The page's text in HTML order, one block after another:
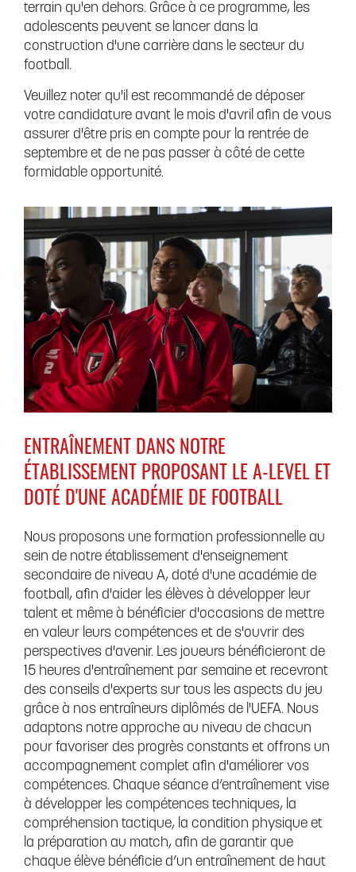
terrain qu'en dehors. Grâce à ce programme, les
adolescents peuvent se lancer dans la
construction d'une carrière dans le secteur du
football.
Veuillez noter qu'il est recommandé de déposer
votre candidature avant le mois d'avril afin de vous
assurer d'être pris en compte pour la rentrée de
septembre et de ne pas passer à côté de cette
formidable opportunité.
ENTRAÎNEMENT DANS NOTRE
ÉTABLISSEMENT PROPOSANT LE A-LEVEL ET
DOTÉ D'UNE ACADÉMIE DE FOOTBALL
Nous proposons une formation professionnelle au
sein de notre établissement d'enseignement
secondaire de niveau A, doté d'une académie de
football, afin d'aider les élèves à développer leur
talent et même à bénéficier d'occasions de mettre
en valeur leurs compétences et de s'ouvrir des
perspectives d'avenir. Les joueurs bénéficieront de
15 heures d'entraînement par semaine et recevront
des conseils d'experts sur tous les aspects du jeu
grâce à nos entraîneurs diplômés de l'UEFA. Nous
adaptons notre approche au niveau de chacun
pour favoriser des progrès constants et offrons un
accompagnement complet afin d'améliorer vos
compétences. Chaque séance d’entraînement vise
à développer les compétences techniques, la
compréhension tactique, la condition physique et
la préparation au match, afin de garantir que
chaque élève bénéficie d’un entraînement de haut